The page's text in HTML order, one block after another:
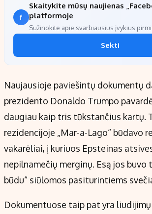
Skaitykite mūsų naujienas
platformoje
Sužinokite apie svarbiausius įvykius
Sekti
Naujausioje paviešintų dokumentų
prezidento Donaldo Trumpo
daugiau kaip tris tūkstančius kartų.
rezidencijoje „Mar-a-Lago“ būdavo
vakarėliai, į kuriuos Epsteinas
nepilnamečių merginų. Esą jos buvo
būdu“ siūlomos pasiturintiems
Dokumentuose taip pat yra